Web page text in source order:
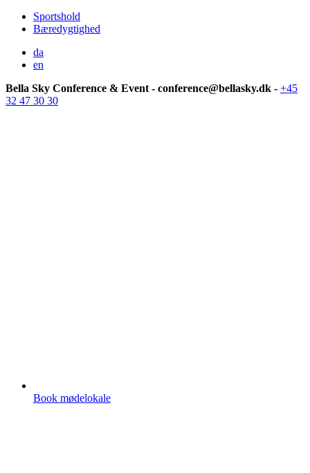
Sportshold
Bæredygtighed
da
en
Bella Sky Conference & Event - conference@bellasky.dk - +45
32 47 30 30
Book mødelokale